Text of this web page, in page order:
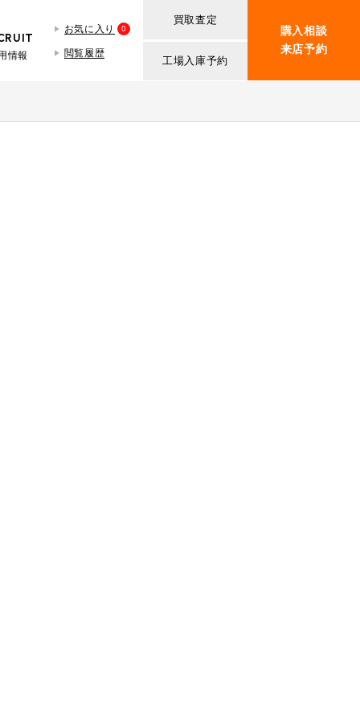
情報
お気に入り 0
閲覧履歴
買取査定
工場入庫予約
購入相談
来店予約